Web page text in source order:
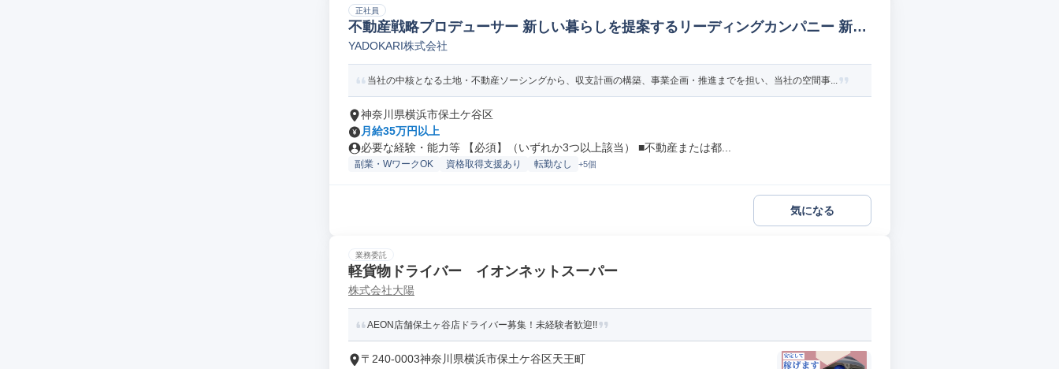
正社員
不動産戦略プロデューサー 新しい暮らしを提案するリーディングカンパニー 新規
事業企画/開発
YADOKARI株式会社
当社の中核となる土地・不動産ソーシングから、収支計画の構築、事業企画・推進までを担い、当社の空間事...
神奈川県横浜市保土ケ谷区
月給35万円以上
必要な経験・能力等 【必須】（いずれか3つ以上該当） ■不動産または都...
副業・WワークOK 資格取得支援あり 転勤なし +5個
気になる
業務委託
軽貨物ドライバー イオンネットスーパー
株式会社大陽
AEON店舗保土ヶ谷店ドライバー募集！未経験者歓迎!!
〒240-0003神奈川県横浜市保土ケ谷区天王町